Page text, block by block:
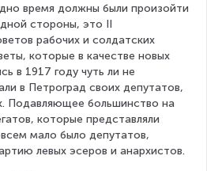
время должны были произойти
стороны, это II
рабочих и солдатских
которые в качестве новых
в 1917 году чуть ли не
в Петроград своих депутатов,
Подавляющее большинство на
которые представляли
мало было депутатов,
левых эсеров и анархистов.